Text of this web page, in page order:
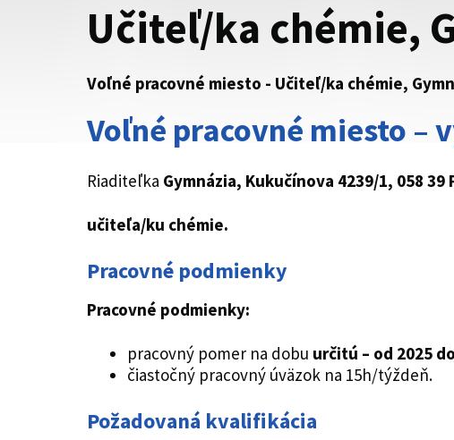
Učiteľ/ka chémie,
Voľné pracovné miesto - Učiteľ/ka chémie,
Voľné pracovné miesto –
Riaditeľka Gymnázia, Kukučínova 4239/1, 058 39
učiteľa/ku chémie.
Pracovné podmienky
Pracovné podmienky:
pracovný pomer na dobu určitú – od 2025
čiastočný pracovný úväzok na 15h/týždeň.
Požadovaná kvalifikácia